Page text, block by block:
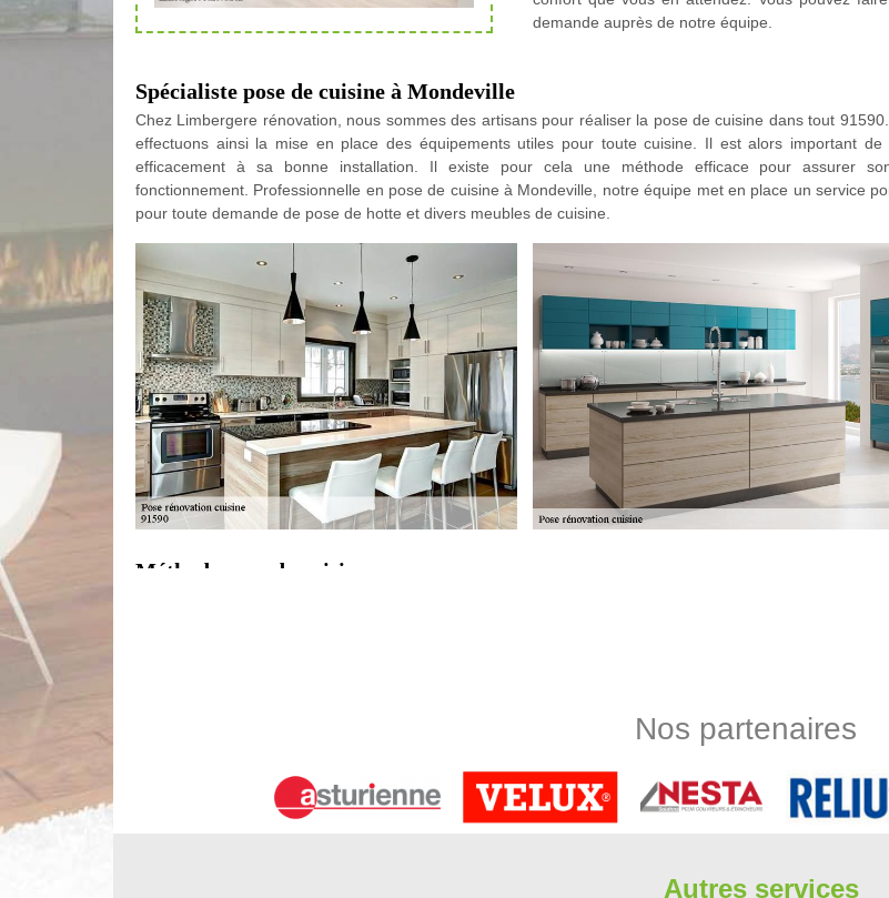
demande auprès de notre équipe.
Spécialiste pose de cuisine à Mondeville
Chez Limbergere rénovation, nous sommes des artisans pour réaliser la pose de cuisine dans tout
effectuons ainsi la mise en place des équipements utiles pour toute cuisine. Il est alors important de
efficacement à sa bonne installation. Il existe pour cela une méthode efficace pour assurer
fonctionnement. Professionnelle en pose de cuisine à Mondeville, notre équipe met en place un service
pour toute demande de pose de hotte et divers meubles de cuisine.
Méthode pose de cuisine
espace où cohabitent l'eau, l'électricité, le gaz... Avec l’aide de nos professionnels en pose de cuisine
vous pouvez avoir ce dont vous avez besoin. Que ce soit pour une petite ou une grande surface, notre
Nos partenaires
Autres services